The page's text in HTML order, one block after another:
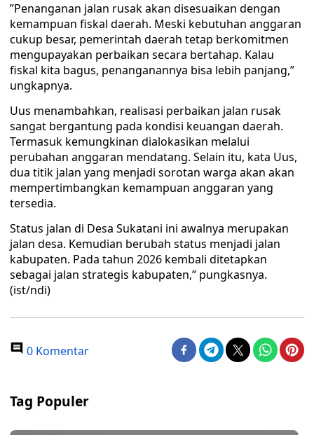
‎”Penanganan jalan rusak akan disesuaikan dengan
kemampuan fiskal daerah. Meski kebutuhan anggaran
cukup besar, pemerintah daerah tetap berkomitmen
mengupayakan perbaikan secara bertahap. Kalau
fiskal kita bagus, penanganannya bisa lebih panjang,”
ungkapnya.
‎Uus menambahkan, realisasi perbaikan jalan rusak
sangat bergantung pada kondisi keuangan daerah.
Termasuk kemungkinan dialokasikan melalui
perubahan anggaran mendatang. Selain itu, kata Uus,
dua titik jalan yang menjadi sorotan warga akan akan
mempertimbangkan kemampuan anggaran yang
tersedia.
Status jalan di Desa Sukatani ini awalnya merupakan
jalan desa. Kemudian berubah status menjadi jalan
kabupaten. Pada tahun 2026 kembali ditetapkan
sebagai jalan strategis kabupaten,” pungkasnya.
(ist/ndi)
0 Komentar
Tag Populer